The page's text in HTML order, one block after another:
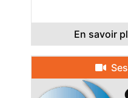
En savoir